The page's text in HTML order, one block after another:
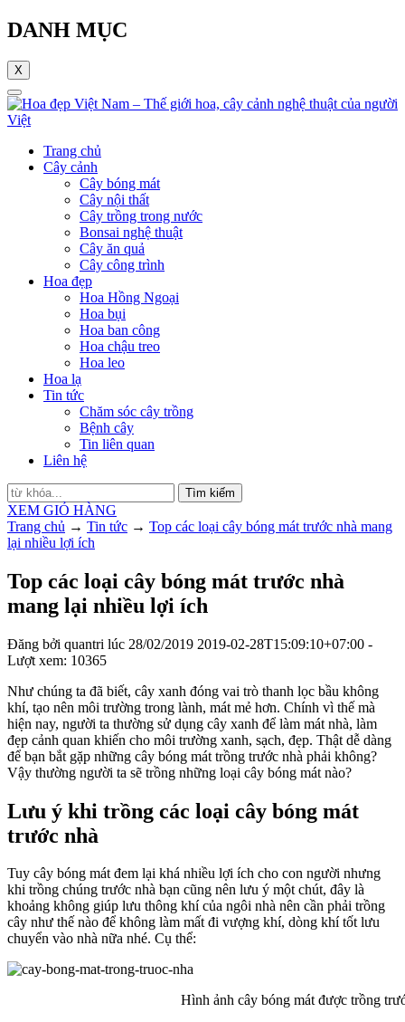
DANH MỤC
X
Trang chủ
Cây cảnh
Cây bóng mát
Cây nội thất
Cây trồng trong nước
Bonsai nghệ thuật
Cây ăn quả
Cây công trình
Hoa đẹp
Hoa Hồng Ngoại
Hoa bụi
Hoa ban công
Hoa chậu treo
Hoa leo
Hoa lạ
Tin tức
Chăm sóc cây trồng
Bệnh cây
Tin liên quan
Liên hệ
Tìm kiếm
XEM GIỎ HÀNG
Trang chủ → Tin tức → Top các loại cây bóng mát trước nhà mang
lại nhiều lợi ích
Top các loại cây bóng mát trước nhà
mang lại nhiều lợi ích
Đăng bởi quantri lúc 28/02/2019 2019-02-28T15:09:10+07:00 -
Lượt xem: 10365
Như chúng ta đã biết, cây xanh đóng vai trò thanh lọc bầu không
khí, tạo nên môi trường trong lành, mát mẻ hơn. Chính vì thế mà
hiện nay, người ta thường sử dụng cây xanh để làm mát nhà, làm
đẹp cảnh quan khiến cho môi trường xanh, sạch, đẹp. Thật dễ dàng
để bạn bắt gặp những cây bóng mát trồng trước nhà phải không?
Vậy thường người ta sẽ trồng những loại cây bóng mát nào?
Lưu ý khi trồng các loại cây bóng mát
trước nhà
Tuy cây bóng mát đem lại khá nhiều lợi ích cho con người nhưng
khi trồng chúng trước nhà bạn cũng nên lưu ý một chút, đây là
khoảng không giúp lưu thông khí của ngôi nhà nên cần phải trồng
cây như thế nào để không làm mất đi vượng khí, dòng khí tốt lưu
chuyển vào nhà nữa nhé. Cụ thể:
Hình ảnh cây bóng mát được trồng trước